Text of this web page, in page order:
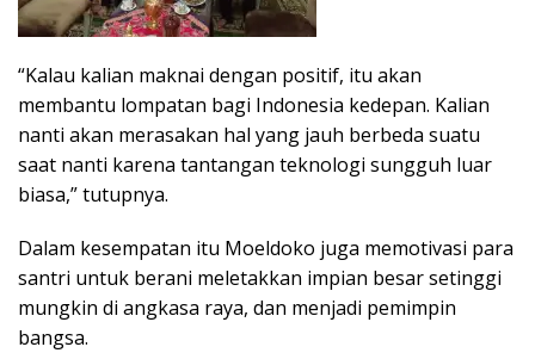
“Kalau kalian maknai dengan positif, itu akan
membantu lompatan bagi Indonesia kedepan. Kalian
nanti akan merasakan hal yang jauh berbeda suatu
saat nanti karena tantangan teknologi sungguh luar
biasa,” tutupnya.
Dalam kesempatan itu Moeldoko juga memotivasi para
santri untuk berani meletakkan impian besar setinggi
mungkin di angkasa raya, dan menjadi pemimpin
bangsa.